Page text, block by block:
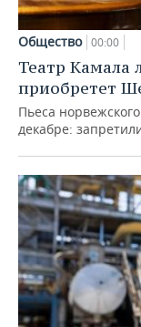
Общество 00:00
Театр Камала
приобретет
Пьеса
декабре: